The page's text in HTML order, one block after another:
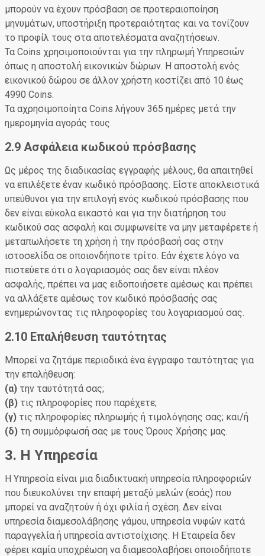
μπορούν να έχουν πρόσβαση σε προτεραιοποίηση
μηνυμάτων, υποστήριξη προτεραιότητας και να τονίζουν
το προφίλ τους στα αποτελέσματα αναζητήσεων.
Τα Coins χρησιμοποιούνται για την πληρωμή Υπηρεσιών
όπως η αποστολή εικονικών δώρων. Η αποστολή ενός
εικονικού δώρου σε άλλον χρήστη κοστίζει από 10 έως
4990 Coins.
Τα αχρησιμοποίητα Coins λήγουν 365 ημέρες μετά την
ημερομηνία αγοράς τους.
2.9 Ασφάλεια κωδικού πρόσβασης
Ως μέρος της διαδικασίας εγγραφής μέλους, θα απαιτηθεί
να επιλέξετε έναν κωδικό πρόσβασης. Είστε αποκλειστικά
υπεύθυνοι για την επιλογή ενός κωδικού πρόσβασης που
δεν είναι εύκολα εικαστό και για την διατήρηση του
κωδικού σας ασφαλή και συμφωνείτε να μην μεταφέρετε ή
μεταπωλήσετε τη χρήση ή την πρόσβασή σας στην
ιστοσελίδα σε οποιονδήποτε τρίτο. Εάν έχετε λόγο να
πιστεύετε ότι ο λογαριασμός σας δεν είναι πλέον
ασφαλής, πρέπει να μας ειδοποιήσετε αμέσως και πρέπει
να αλλάξετε αμέσως τον κωδικό πρόσβασής σας
ενημερώνοντας τις πληροφορίες του λογαριασμού σας.
2.10 Επαλήθευση ταυτότητας
Μπορεί να ζητάμε περιοδικά ένα έγγραφο ταυτότητας για
την επαλήθευση:
(α) την ταυτότητά σας;
(β) τις πληροφορίες που παρέχετε;
(γ) τις πληροφορίες πληρωμής ή τιμολόγησης σας; και/ή
(δ) τη συμμόρφωσή σας με τους Όρους Χρήσης μας.
3. Η Υπηρεσία
Η Υπηρεσία είναι μια διαδικτυακή υπηρεσία πληροφοριών
που διευκολύνει την επαφή μεταξύ μελών (εσάς) που
μπορεί να αναζητούν ή όχι φιλία ή σχέση. Δεν είναι
υπηρεσία διαμεσολάβησης γάμου, υπηρεσία νυφών κατά
παραγγελία ή υπηρεσία αντιστοίχισης. Η Εταιρεία δεν
φέρει καμία υποχρέωση να διαμεσολαβήσει οποιοδήποτε